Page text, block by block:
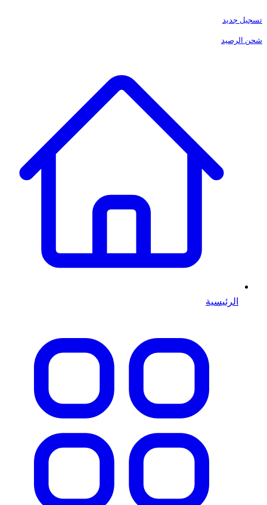
تسجيل جديد
شحن الرصيد
الرئيسية